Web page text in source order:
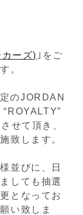
ーズ) ｣をご
。
のJORDAN
せて頂き、
致します。
並びに、日
しても抽選
となってお
い致しま